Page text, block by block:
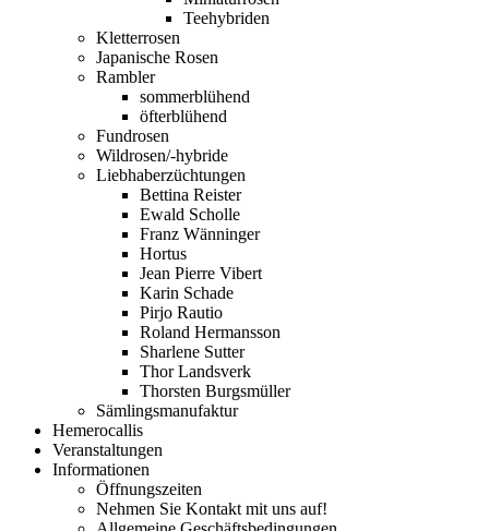
Teehybriden
Kletterrosen
Japanische Rosen
Rambler
sommerblühend
öfterblühend
Fundrosen
Wildrosen/-hybride
Liebhaberzüchtungen
Bettina Reister
Ewald Scholle
Franz Wänninger
Hortus
Jean Pierre Vibert
Karin Schade
Pirjo Rautio
Roland Hermansson
Sharlene Sutter
Thor Landsverk
Thorsten Burgsmüller
Sämlingsmanufaktur
Hemerocallis
Veranstaltungen
Informationen
Öffnungszeiten
Nehmen Sie Kontakt mit uns auf!